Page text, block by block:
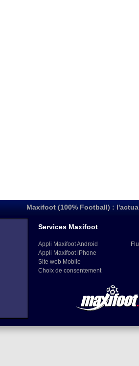
Maxifoot (100% Football) :
Services Maxifoot
Appli Maxifoot Android
Appli Maxifoot iPhone
Site web Mobile
Choix de consentement